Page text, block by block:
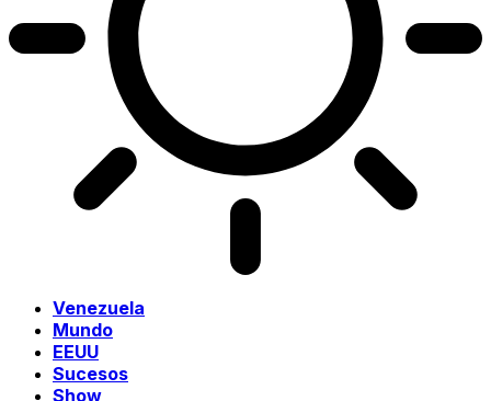
Venezuela
Mundo
EEUU
Sucesos
Show